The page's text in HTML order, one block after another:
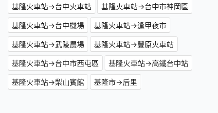
基隆火車站→台中火車站
基隆火車站→台中市神岡區
基隆火車站→台中機場
基隆火車站→逢甲夜市
基隆火車站→武陵農場
基隆火車站→豐原火車站
基隆火車站→台中市西屯區
基隆火車站→高鐵台中站
基隆火車站→梨山賓館
基隆市→后里